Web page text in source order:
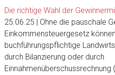
Die richtige Wahl der
25.06.25 | Ohne die pauschale
Einkommensteuergesetz
buchführungspflichtige
durch Bilanzierung oder durch
Einnahmenüberschussrechnung